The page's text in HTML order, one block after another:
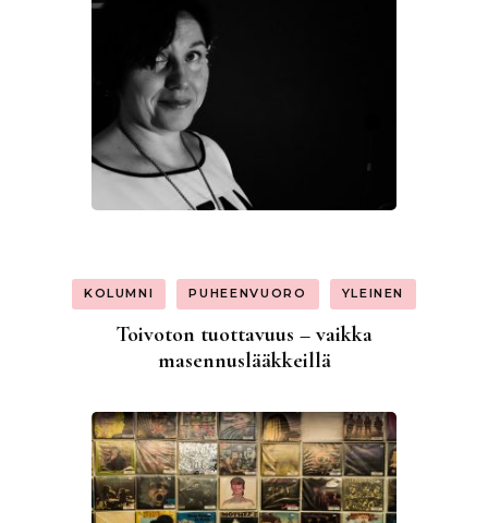
KOLUMNI PUHEENVUORO YLEINEN
Toivoton tuottavuus – vaikka
masennuslääkkeillä